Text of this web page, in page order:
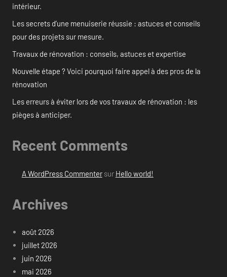
intérieur.
Les secrets d’une menuiserie réussie : astuces et conseils
pour des projets sur mesure.
Travaux de rénovation : conseils, astuces et expertise
Nouvelle étape ? Voici pourquoi faire appel à des pros de la
rénovation
Les erreurs à éviter lors de vos travaux de rénovation : les
pièges à anticiper.
Recent Comments
A WordPress Commentersur Hello world!
Archives
août 2026
juillet 2026
juin 2026
mai 2026